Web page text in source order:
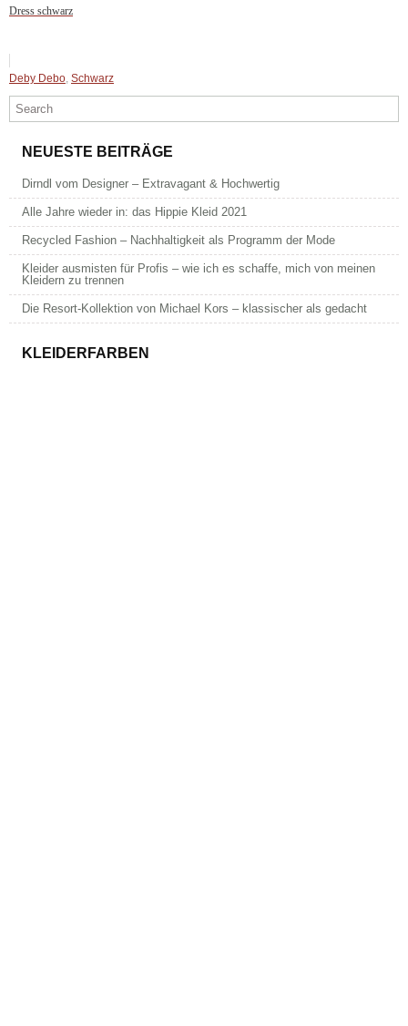
Dress schwarz
Deby Debo Schwarz
NEUESTE BEITRÄGE
Dirndl vom Designer – Extravagant & Hochwertig
Alle Jahre wieder in: das Hippie Kleid 2021
Recycled Fashion – Nachhaltigkeit als Programm der Mode
Kleider ausmisten für Profis – wie ich es schaffe, mich von meinen
Kleidern zu trennen
Die Resort-Kollektion von Michael Kors – klassischer als gedacht
KLEIDERFARBEN